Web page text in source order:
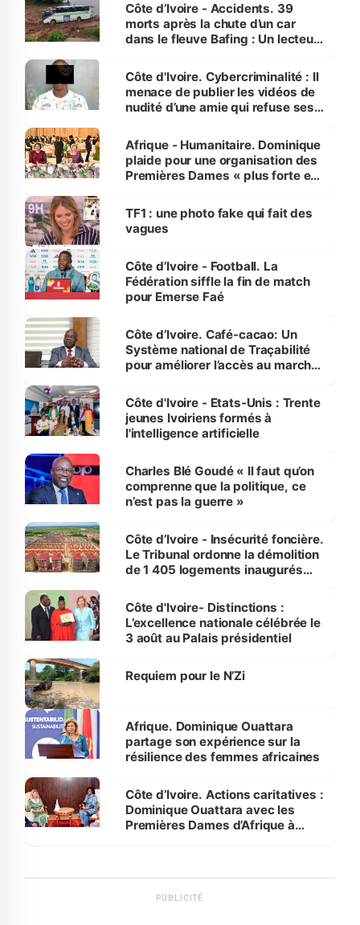
Côte d’Ivoire - Accidents. 39
morts après la chute d’un car
dans le fleuve Bafing : Un lecteur
des Transports
Côte d'Ivoire. Cybercriminalité : Il
menace de publier les vidéos de
nudité d’une amie qui refuse ses
Afrique - Humanitaire. Dominique
plaide pour une organisation des
Premières Dames « plus forte et
sur la scène internationale »
TF1 : une photo fake qui fait des
vagues
Côte d’Ivoire - Football. La
Fédération siffle la fin de match
pour Emerse Faé
Côte d’Ivoire. Café-cacao: Un
Système national de Traçabilité
pour améliorer l’accès au marché
Côte d'Ivoire - Etats-Unis : Trente
jeunes Ivoiriens formés à
l'intelligence artificielle
Charles Blé Goudé « Il faut qu’on
comprenne que la politique, ce
n’est pas la guerre »
Côte d’Ivoire - Insécurité foncière.
Le Tribunal ordonne la démolition
de 1 405 logements inaugurés
Bassam
Côte d'Ivoire- Distinctions :
L’excellence nationale célébrée le
3 août au Palais présidentiel
Requiem pour le N’Zi
Afrique. Dominique Ouattara
partage son expérience sur la
résilience des femmes africaines
Côte d’Ivoire. Actions caritatives :
Dominique Ouattara avec les
Premières Dames d’Afrique à
PUBLICITÉ